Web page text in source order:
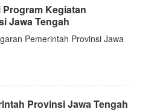
Kegiatan
Jawa Tengah
Pemerintah Provinsi Jawa
Provinsi Jawa Tengah